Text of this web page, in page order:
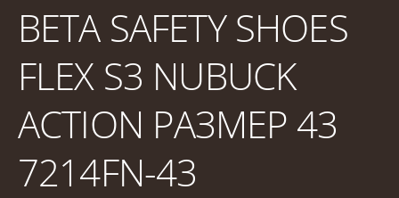
BETA SAFETY SHOES
FLEX S3 NUBUCK
ACTION РАЗМЕР 43
7214FN-43